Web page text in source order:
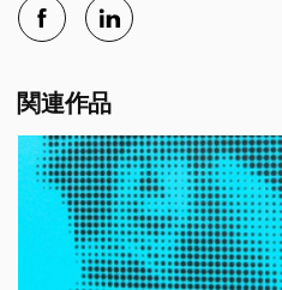
関連作品